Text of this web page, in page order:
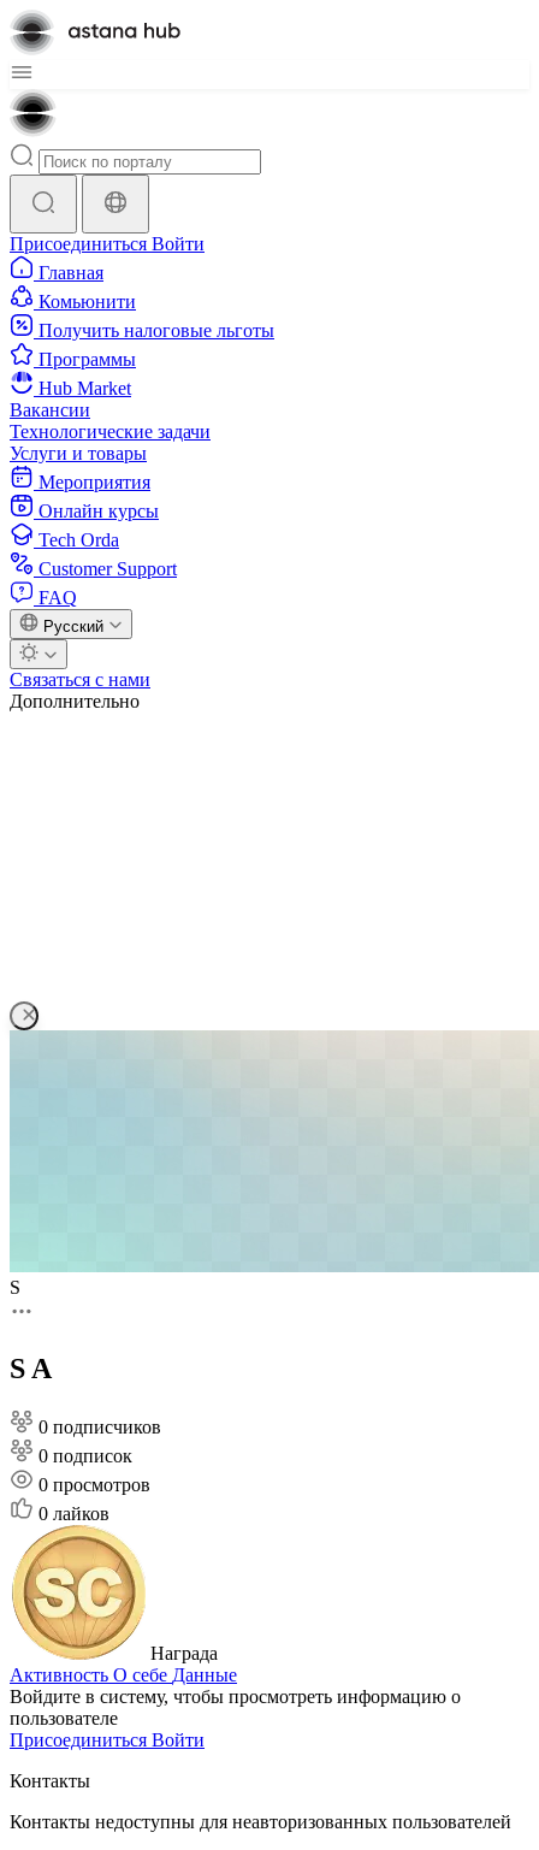
Присоединиться Войти
Главная
Комьюнити
Получить налоговые льготы
Программы
Hub Market
Вакансии
Технологические задачи
Услуги и товары
Мероприятия
Онлайн курсы
Tech Orda
Customer Support
FAQ
Русский
Связаться с нами
Дополнительно
S
S A
0 подписчиков
0 подписок
0 просмотров
0 лайков
Награда
Активность О себе Данные
Войдите в систему, чтобы просмотреть информацию о
пользователе
Присоединиться Войти
Контакты
Контакты недоступны для неавторизованных пользователей